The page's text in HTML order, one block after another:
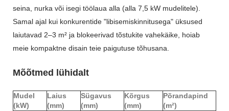
seina, nurka või isegi töölaua alla (alla 7,5 kW mudelitele).
Samal ajal kui konkurentide "libisemiskinnitusega" üksused
laiutavad 2–3 m² ja blokeerivad tõstukite vahekäike, hoiab
meie kompaktne disain teie paigutuse tõhusana.
Mõõtmed lühidalt
Mudel
(kW)
Laius
(mm)
Sügavus
(mm)
Kõrgus
(mm)
Põrandapind
(m²)